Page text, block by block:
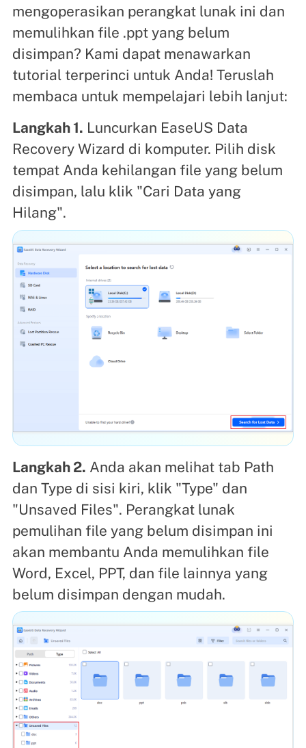
mengoperasikan perangkat lunak ini dan
memulihkan file .ppt yang belum
disimpan? Kami dapat menawarkan
tutorial terperinci untuk Anda! Teruslah
membaca untuk mempelajari lebih lanjut:
Langkah 1. Luncurkan EaseUS Data
Recovery Wizard di komputer. Pilih disk
tempat Anda kehilangan file yang belum
disimpan, lalu klik "Cari Data yang
Hilang".
Langkah 2. Anda akan melihat tab Path
dan Type di sisi kiri, klik "Type" dan
"Unsaved Files". Perangkat lunak
pemulihan file yang belum disimpan ini
akan membantu Anda memulihkan file
Word, Excel, PPT, dan file lainnya yang
belum disimpan dengan mudah.